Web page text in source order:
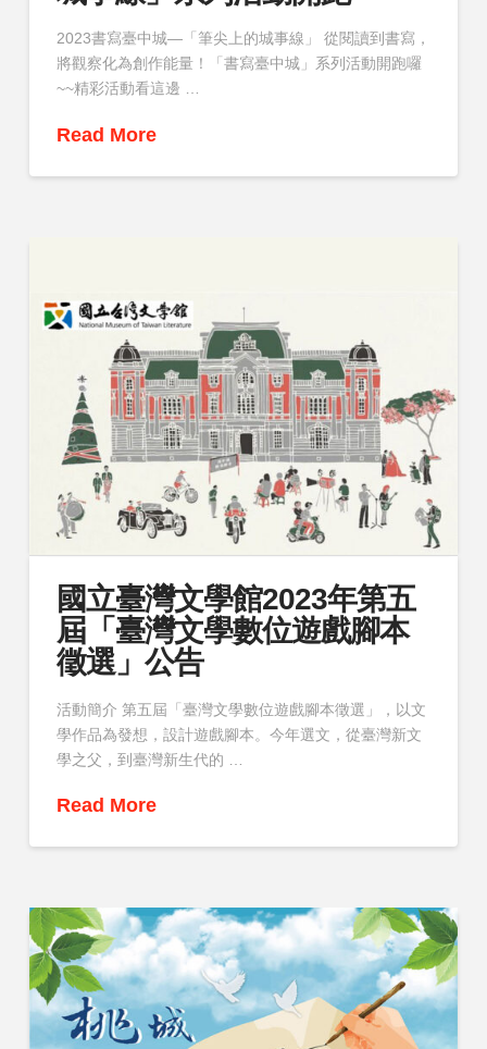
2023書寫臺中城—「筆尖上的城事線」 從閱讀到書寫，
將觀察化為創作能量！「書寫臺中城」系列活動開跑囉
~~精彩活動看這邊 …
Read More
國立臺灣文學館2023年第五
屆「臺灣文學數位遊戲腳本
徵選」公告
活動簡介 第五屆「臺灣文學數位遊戲腳本徵選」，以文
學作品為發想，設計遊戲腳本。今年選文，從臺灣新文
學之父，到臺灣新生代的 …
Read More